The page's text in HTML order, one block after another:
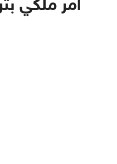
أمر ملكي بترقية